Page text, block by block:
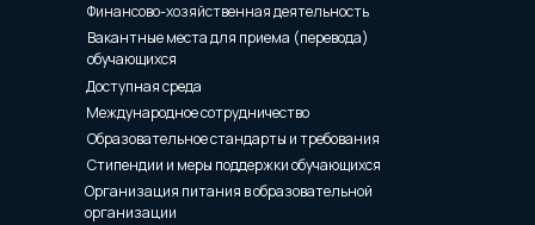
Образовательное стандарты и требования
Стипендии и меры поддержки обучающихся
Финансово-хозяйственная деятельность
Вакантные места для приема (перевода)
обучающихся
Доступная среда
Международное сотрудничество
Организация питания в образовательной
организации